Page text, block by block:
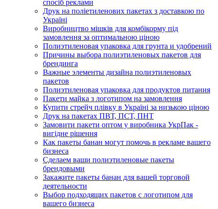
спосіб реклами
Друк на поліетиленових пакетах з доставкою по
Україні
Виробництво мішків для комбікорму під
замовлення за оптимальною ціною
Полиэтиленовая упаковка для грунта и удобрений
Причины выбора полиэтиленовых пакетов для
брендинга
Важные элементы дизайна полиэтиленовых
пакетов
Полиэтиленовая упаковка для продуктов питания
Пакети майка з логотипом на замовлення
Купити стрейч плівку в Україні за низькою ціною
Друк на пакетах ПВТ, ПСТ, ПНТ
Замовити пакети оптом у виробника УкрПак -
вигідне рішення
Как пакеты банан могут помочь в рекламе вашего
бизнеса
Сделаем ваши полиэтиленовые пакеты
брендовыми
Закажите пакеты банан для вашей торговой
деятельности
Выбор подходящих пакетов с логотипом для
вашего бизнеса